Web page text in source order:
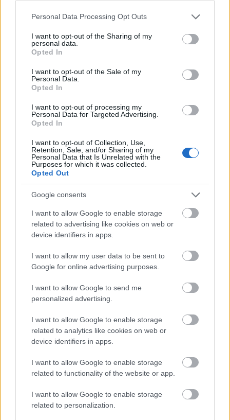
Please note that this website/app uses one or more Google
not limited to your visit or usage behaviour. You may click to
grant or deny consent to Google and its third-party tags to
use your data for below specified purposes in below Google
consent section.
Personal Data Processing Opt Outs
I want to opt-out of the Sharing of my
personal data.
Opted In
I want to opt-out of the Sale of my
Personal Data.
Opted In
I want to opt-out of processing my
Personal Data for Targeted Advertising.
Opted In
I want to opt-out of Collection, Use,
Retention, Sale, and/or Sharing of my
Personal Data that Is Unrelated with the
Purposes for which it was collected.
Opted Out
Google consents
I want to allow Google to enable storage
related to advertising like cookies on web or
device identifiers in apps.
I want to allow my user data to be sent to
Google for online advertising purposes.
I want to allow Google to send me
personalized advertising.
I want to allow Google to enable storage
related to analytics like cookies on web or
device identifiers in apps.
I want to allow Google to enable storage
related to functionality of the website or app.
I want to allow Google to enable storage
related to personalization.
Belváros-Lipótváros
játszótér
Város-Teampannon Kereskedelmi és Szolgáltató Kft.
Újragondolják Lipótváros rejtett, zöld parkját
klímatudatos gondolkodás és a helyi identitás erősítése kerül a
középpontba.
Történelmi táj, amelynek minden köve
M1 bővítés: már zajlik a teljesen új
Új gyalogosátkelők és jelzőlámpás
csomópont épül Angyalföldön
Másfélszeresére bővítik
Hódmezővásárhely jó hírű református
iskoláját
HÍRLEVÉL